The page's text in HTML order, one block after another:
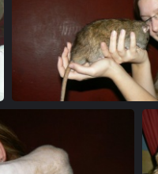
06